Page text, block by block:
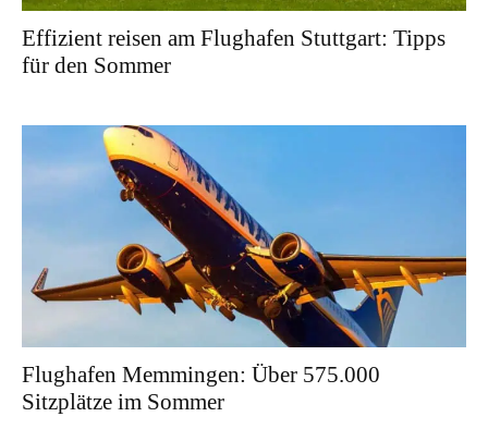
Effizient reisen am Flughafen Stuttgart: Tipps
für den Sommer
Flughafen Memmingen: Über 575.000
Sitzplätze im Sommer